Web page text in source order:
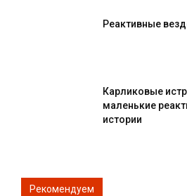
Реактивные
Карликовые
маленькие
истории
Рекомендуем